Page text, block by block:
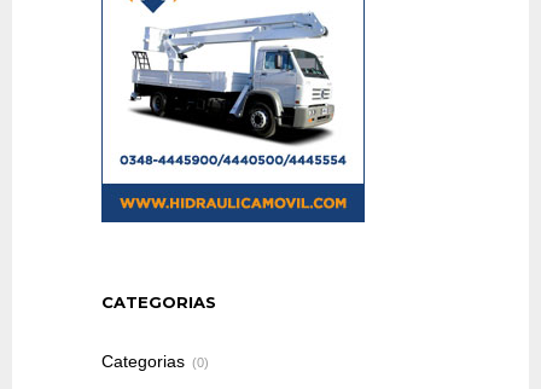
CATEGORIAS
Categorias (0)